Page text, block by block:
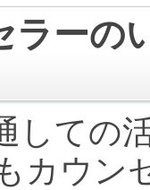
ラーの
しての
カウン